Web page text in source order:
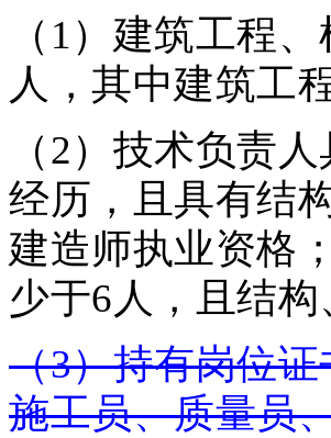
（1）建筑工程
人，其中建筑工
（2）技术负责
经历，且具有结
建造师执业资格
少于6人，且结
（3）持有岗位
施工员、质量员